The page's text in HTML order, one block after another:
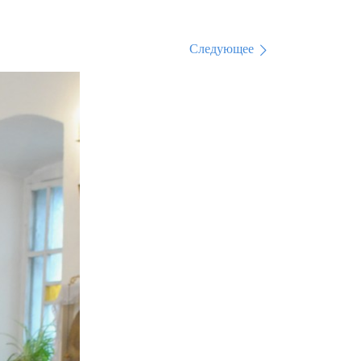
Следующее